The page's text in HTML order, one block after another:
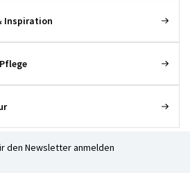
Inspiration
den Newsletter anmelden